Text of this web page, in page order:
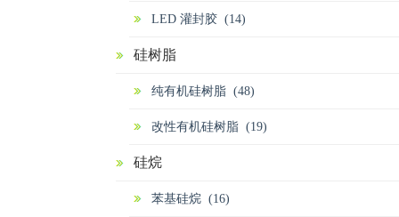
LED 灌封胶 (14)
硅树脂
纯有机硅树脂 (48)
改性有机硅树脂 (19)
硅烷
苯基硅烷 (16)